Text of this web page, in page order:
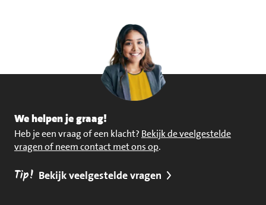
We helpen je graag!
Heb je een vraag of een klacht? Bekijk de veelgestelde
vragen of neem contact met ons op.
Tip! Bekijk veelgestelde vragen